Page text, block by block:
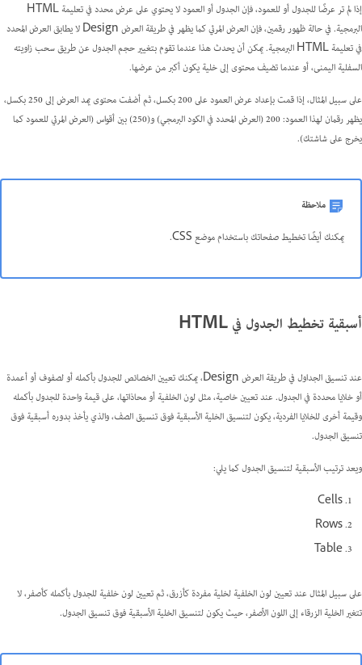
إذا لم تر عرضًا للجدول أو للعمود، فإن الجدول أو العمود لا يحتوي على عرض محدد في تعليمة HTML
البرمجية. في حالة ظهور رقمين، فإن العرض المرئي كما يظهر في طريقة العرض Design لا يطابق العرض المحدد
في تعليمة HTML البرمجية. يمكن أن يحدث هذا عندما تقوم بتغيير حجم الجدول عن طريق سحب زاويته
السفلية اليمنى، أو عندما تضيف محتوى إلى خلية يكون أكبر من عرضها.
على سبيل المثال، إذا قمت بإعداد عرض العمود على 200 بكسل، ثم أضفت محتوى يمد العرض إلى 250 بكسل،
يظهر رقمان لهذا العمود: 200 (العرض المحدد في الكود البرمجي) و(250) بين أقواس (العرض المرئي للعمود كما
يخرج على شاشتك).
ملاحظة
يمكنك أيضًا تخطيط صفحاتك باستخدام موضع CSS.
أسبقية تخطيط الجدول في HTML
عند تنسيق الجداول في طريقة العرض Design، يمكنك تعيين الخصائص للجدول بأكمله أو لصفوف أو أعمدة
أو خلايا محددة في الجدول. عند تعيين خاصية، مثل لون الخلفية أو محاذاتها، على قيمة واحدة للجدول بأكمله
وقيمة أخرى للخلايا الفردية، يكون لتنسيق الخلية الأسبقية فوق تنسيق الصف، والذي يأخذ بدوره أسبقية فوق
تنسيق الجدول.
ويعد ترتيب الأسبقية لتنسيق الجدول كما يلي:
Cells
Rows
Table
على سبيل المثال عند تعيين لون الخلفية لخلية مفردة كأزرق، ثم تعيين لون خلفية للجدول بأكمله كأصفر، لا
تتغير الخلية الزرقاء إلى اللون الأصفر، حيث يكون لتنسيق الخلية الأسبقية فوق تنسيق الجدول.